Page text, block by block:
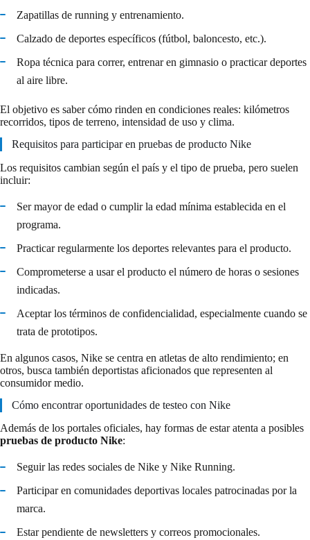
Zapatillas de running y entrenamiento.
Calzado de deportes específicos (fútbol, baloncesto, etc.).
Ropa técnica para correr, entrenar en gimnasio o practicar deportes
al aire libre.
El objetivo es saber cómo rinden en condiciones reales: kilómetros
recorridos, tipos de terreno, intensidad de uso y clima.
Requisitos para participar en pruebas de producto Nike
Los requisitos cambian según el país y el tipo de prueba, pero suelen
incluir:
Ser mayor de edad o cumplir la edad mínima establecida en el
programa.
Practicar regularmente los deportes relevantes para el producto.
Comprometerse a usar el producto el número de horas o sesiones
indicadas.
Aceptar los términos de confidencialidad, especialmente cuando se
trata de prototipos.
En algunos casos, Nike se centra en atletas de alto rendimiento; en
otros, busca también deportistas aficionados que representen al
consumidor medio.
Cómo encontrar oportunidades de testeo con Nike
Además de los portales oficiales, hay formas de estar atenta a posibles
pruebas de producto Nike:
Seguir las redes sociales de Nike y Nike Running.
Participar en comunidades deportivas locales patrocinadas por la
marca.
Estar pendiente de newsletters y correos promocionales.